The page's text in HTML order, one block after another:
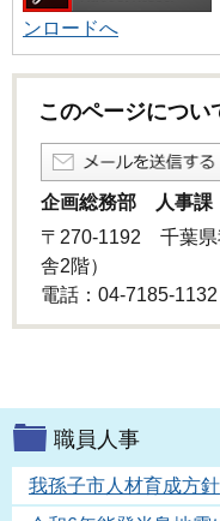
ンロードへ
このページについ
企画総務部 人事課
〒270-1192 千葉県
舎2階）
電話：04-7185-
職員人事
我孫子市人材育成方針